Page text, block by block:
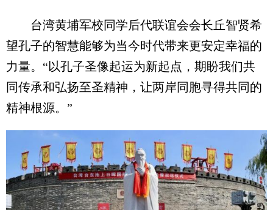
台湾黄埔军校同学后代联谊会会长丘智贤希
望孔子的智慧能够为当今时代带来更安定幸福的
力量。“以孔子圣像起运为新起点，期盼我们共
同传承和弘扬至圣精神，让两岸同胞寻得共同的
精神根源。”